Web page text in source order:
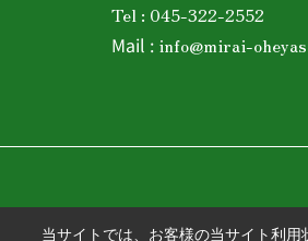
Tel : 045-322-2552
Mail : info@mirai-
当サイトでは、お客様の当サイト利